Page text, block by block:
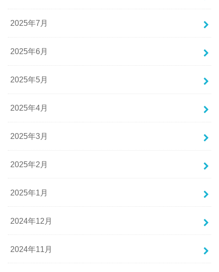
2025年7月
2025年6月
2025年5月
2025年4月
2025年3月
2025年2月
2025年1月
2024年12月
2024年11月